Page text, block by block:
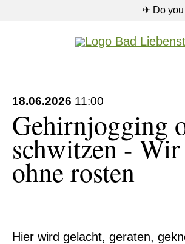
✈ Do you
18.06.2026 11:00
Gehirnjogging
schwitzen -
ohne rosten
Hier wird gelacht, geraten,